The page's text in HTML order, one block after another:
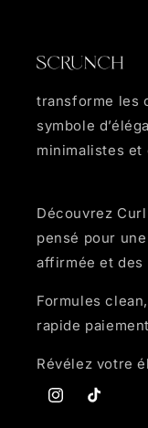
transforme les
symbole
minimalistes et
Découvrez
pensé pour
affirmée et des
Formules
rapide
Révélez votre
InstagramTikTok